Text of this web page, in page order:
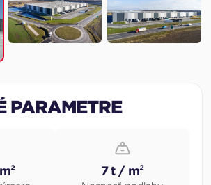
PARAMETRE
7 t / m²